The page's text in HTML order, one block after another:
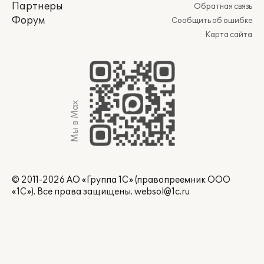
Партнеры
Форум
Обратная связь
Сообщить об ошибке
Карта сайта
Мы в Max
© 2011-2026 АО «Группа 1С» (правопреемник ООО
«1С»). Все права защищены. websol@1c.ru